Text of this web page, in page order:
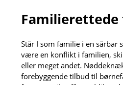
Står I som familie i en sårbar
være en konflikt i familien,
eller meget andet.
forebyggende tilbud til